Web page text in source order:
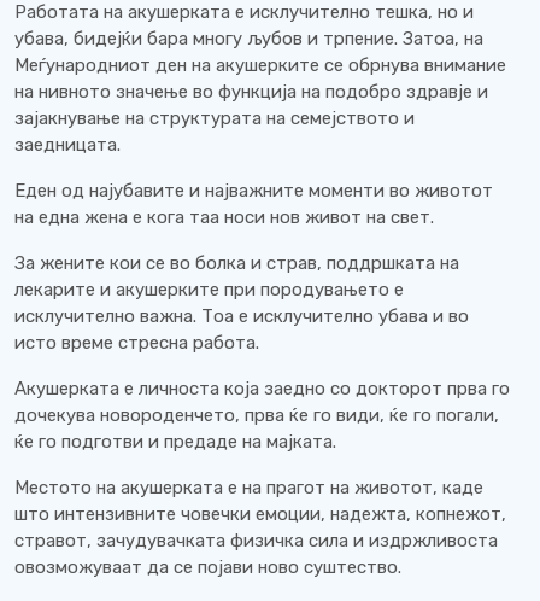
Работата на акушерката е исклучително тешка, но и
убава, бидејќи бара многу љубов и трпение. Затоа, на
Меѓународниот ден на акушерките се обрнува внимание
на нивното значење во функција на подобро здравје и
зајакнување на структурата на семејството и
заедницата.
Еден од најубавите и најважните моменти во животот
на една жена е кога таа носи нов живот на свет.
За жените кои се во болка и страв, поддршката на
лекарите и акушерките при породувањето е
исклучително важна. Тоа е исклучително убава и во
исто време стресна работа.
Акушерката е личноста која заедно со докторот прва го
дочекува новороденчето, прва ќе го види, ќе го погали,
ќе го подготви и предаде на мајката.
Местото на акушерката е на прагот на животот, каде
што интензивните човечки емоции, надежта, копнежот,
стравот, зачудувачката физичка сила и издржливоста
овозможуваат да се појави ново суштество.